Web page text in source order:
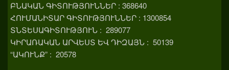
ԲՆԱԿԱՆ ԳԻՏՈՒԹՅՈՒՆՆԵՐ : 368640
ՀՈՒՄԱՆԻՏԱՐ ԳԻՏՈՒԹՅՈՒՆՆԵՐ : 1300854
ՏՆՏԵՍԱԳԻՏՈՒԹՅՈՒՆ : 289077
ԿԻՐԱՌԱԿԱՆ ԱՐՎԵՍՏ ԵՎ ԴԻԶԱՅՆ : 50139
“ԱԿՈՒՆՔ” : 20578